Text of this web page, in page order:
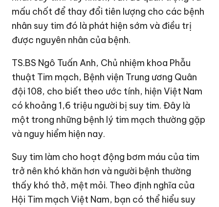
mấu chốt để thay đổi tiên lượng cho các bệnh
nhân suy tim đó là phát hiện sớm và điều trị
được nguyên nhân của bệnh.
TS.BS Ngô Tuấn Anh, Chủ nhiệm khoa Phẫu
thuật Tim mạch, Bệnh viện Trung ương Quân
đội 108, cho biết theo ước tính, hiện Việt Nam
có khoảng 1,6 triệu người bị suy tim. Đây là
một trong những bệnh lý tim mạch thường gặp
và nguy hiểm hiện nay.
Suy tim làm cho hoạt động bơm máu của tim
trở nên khó khăn hơn và người bệnh thường
thấy khó thở, mệt mỏi. Theo định nghĩa của
Hội Tim mạch Việt Nam, bạn có thể hiểu suy